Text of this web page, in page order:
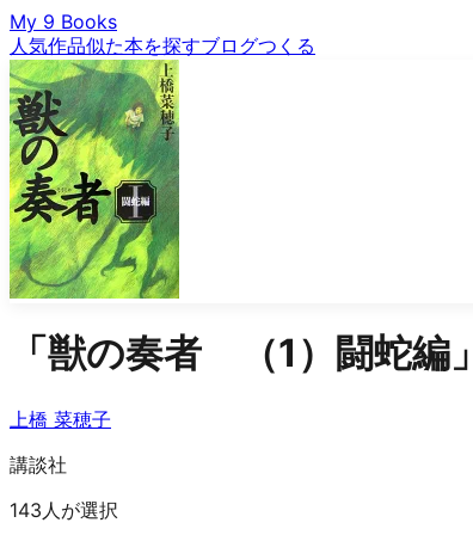
My 9 Books
人気作品似た本を探すブログつくる
「獣の奏者 （1）闘蛇編
上橋 菜穂子
講談社
143人が選択